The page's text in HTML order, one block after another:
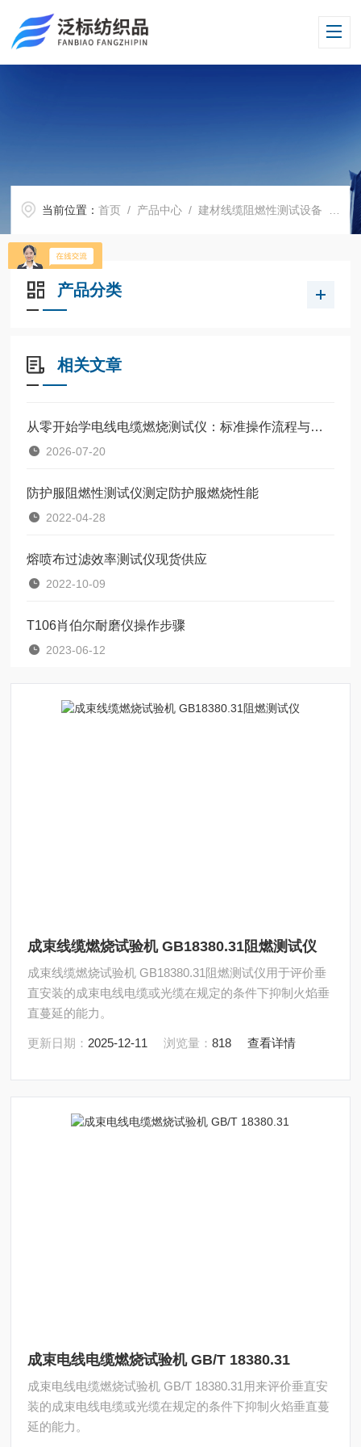
当前位置：首页 / 产品中心 /建材线缆阻燃性测试设备 电
产品分类
相关文章
从零开始学电线电缆燃烧测试仪：标准操作流程与使用要点
2026-07-20
防护服阻燃性测试仪测定防护服燃烧性能
2022-04-28
熔喷布过滤效率测试仪现货供应
2022-10-09
T106肖伯尔耐磨仪操作步骤
2023-06-12
成束线缆燃烧试验机 GB18380.31阻燃测试仪
成束线缆燃烧试验机 GB18380.31阻燃测试仪用于评价垂
直安装的成束电线电缆或光缆在规定的条件下抑制火焰垂
直蔓延的能力。
更新日期： 2025-12-11 浏览量：818 查看详情
成束电线电缆燃烧试验机 GB/T 18380.31
成束电线电缆燃烧试验机 GB/T 18380.31用来评价垂直安
装的成束电线电缆或光缆在规定的条件下抑制火焰垂直蔓
延的能力。